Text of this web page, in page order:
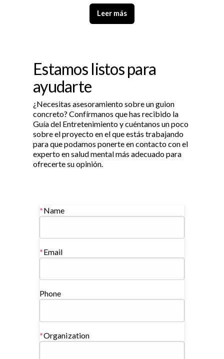
Leer más
Estamos listos para
ayudarte
¿Necesitas asesoramiento sobre un guion
concreto? Confírmanos que has recibido la
Guía del Entretenimiento y cuéntanos un poco
sobre el proyecto en el que estás trabajando
para que podamos ponerte en contacto con el
experto en salud mental más adecuado para
ofrecerte su opinión.
Name
Email
Phone
Organization